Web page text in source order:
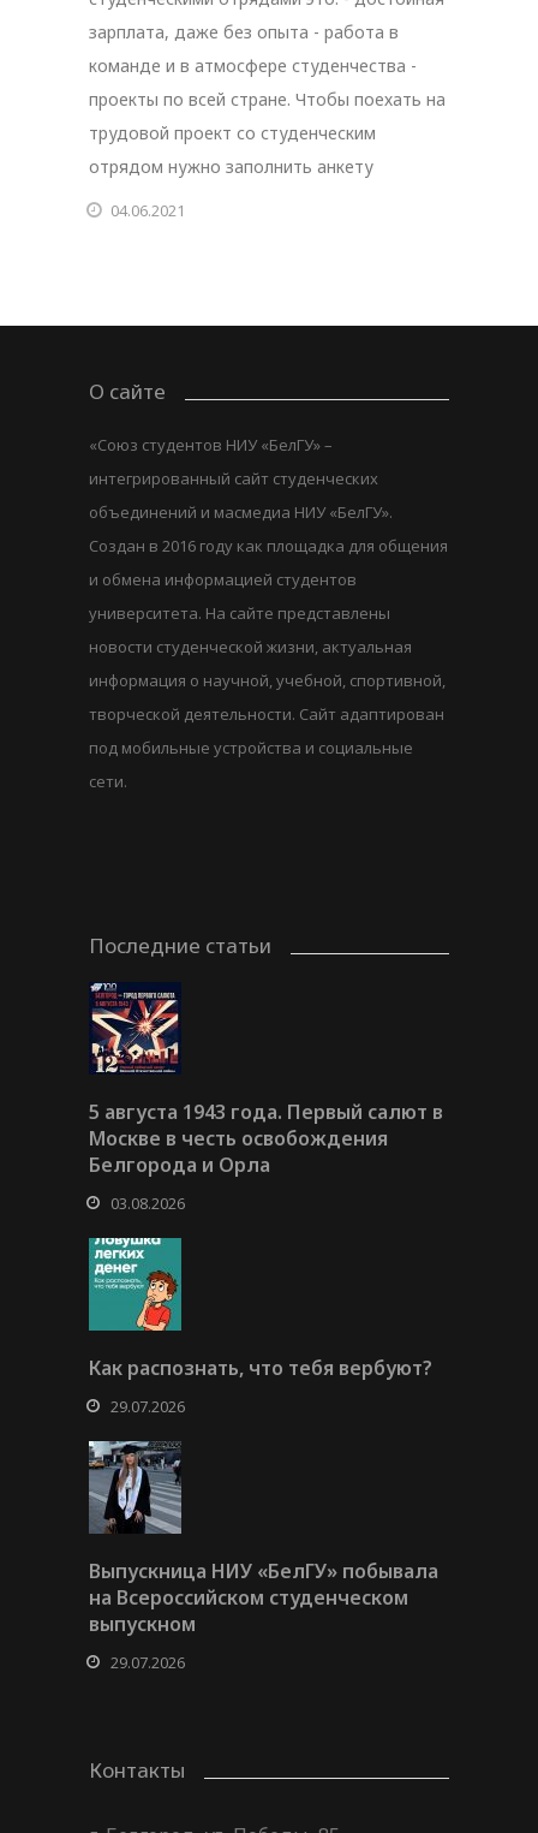
зарплата, даже без опыта - работа в
команде и в атмосфере студенчества -
проекты по всей стране. Чтобы поехать на
трудовой проект со студенческим
отрядом нужно заполнить анкету
04.06.2021
О сайте
«Союз студентов НИУ «БелГУ» –
интегрированный сайт студенческих
объединений и масмедиа НИУ «БелГУ».
Создан в 2016 году как площадка для общения
и обмена информацией студентов
университета. На сайте представлены
новости студенческой жизни, актуальная
информация о научной, учебной, спортивной,
творческой деятельности. Сайт адаптирован
под мобильные устройства и социальные
сети.
Последние статьи
5 августа 1943 года. Первый салют в
Москве в честь освобождения
Белгорода и Орла
03.08.2026
Как распознать, что тебя вербуют?
29.07.2026
Выпускница НИУ «БелГУ» побывала
на Всероссийском студенческом
выпускном
29.07.2026
Контакты